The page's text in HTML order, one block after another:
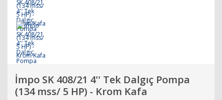
İmpo SK 408/21 4'' Tek Dalgıç Pompa
(134 mss/ 5 HP) - Krom Kafa